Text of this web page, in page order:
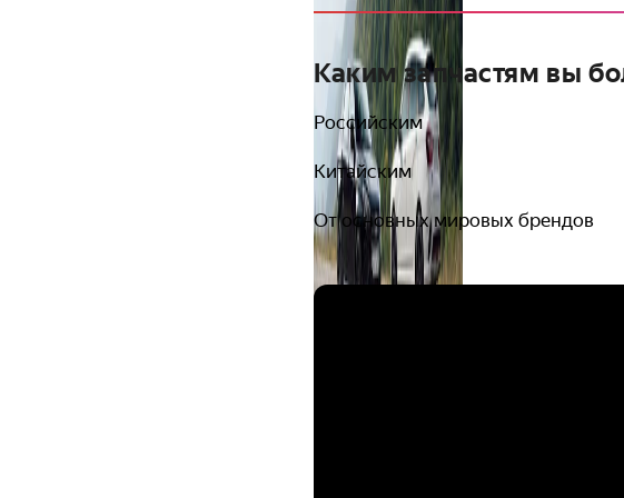
Каким запчастям вы
Российским
Китайским
От основных мировых брендов